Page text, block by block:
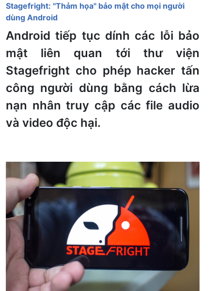
Stagefright: ''Thảm họa'' bảo mật cho mọi người
dùng Android
Android tiếp tục dính các lỗi bảo
mật liên quan tới thư viện
Stagefright cho phép hacker tấn
công người dùng bằng cách lừa
nạn nhân truy cập các file audio
và video độc hại.